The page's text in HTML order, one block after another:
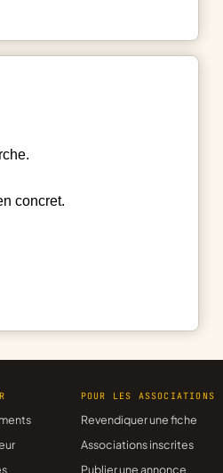
concret.
POUR LES ASSOCIATIONS
Revendiquer une fiche
Associations inscrites
Publier une annonce